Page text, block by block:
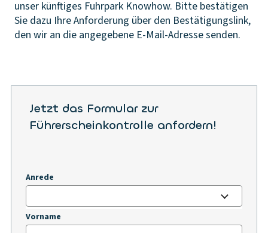
unser künftiges Fuhrpark Knowhow. Bitte bestätigen
Sie dazu Ihre Anforderung über den Bestätigungslink,
den wir an die angegebene E-Mail-Adresse senden.
Jetzt das Formular zur
Führerscheinkontrolle anfordern!
Anrede
Vorname